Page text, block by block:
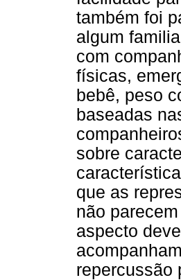
também foi
algum
com
físicas,
bebê, peso
baseadas
sobre
que as
não
aspecto
repercussão